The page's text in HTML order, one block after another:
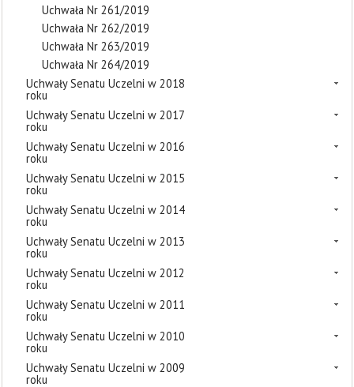
Uchwała Nr 261/2019
Uchwała Nr 262/2019
Uchwała Nr 263/2019
Uchwała Nr 264/2019
Uchwały Senatu Uczelni w 2018
roku
Uchwały Senatu Uczelni w 2017
roku
Uchwały Senatu Uczelni w 2016
roku
Uchwały Senatu Uczelni w 2015
roku
Uchwały Senatu Uczelni w 2014
roku
Uchwały Senatu Uczelni w 2013
roku
Uchwały Senatu Uczelni w 2012
roku
Uchwały Senatu Uczelni w 2011
roku
Uchwały Senatu Uczelni w 2010
roku
Uchwały Senatu Uczelni w 2009
roku